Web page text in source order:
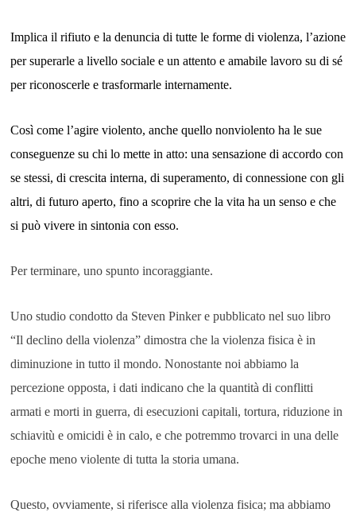
Implica il rifiuto e la denuncia di tutte le forme di violenza, l’azione
per superarle a livello sociale e un attento e amabile lavoro su di sé
per riconoscerle e trasformarle internamente.
Così come l’agire violento, anche quello nonviolento ha le sue
conseguenze su chi lo mette in atto: una sensazione di accordo con
se stessi, di crescita interna, di superamento, di connessione con gli
altri, di futuro aperto, fino a scoprire che la vita ha un senso e che
si può vivere in sintonia con esso.
Per terminare, uno spunto incoraggiante.
Uno studio condotto da Steven Pinker e pubblicato nel suo libro
“Il declino della violenza” dimostra che la violenza fisica è in
diminuzione in tutto il mondo. Nonostante noi abbiamo la
percezione opposta, i dati indicano che la quantità di conflitti
armati e morti in guerra, di esecuzioni capitali, tortura, riduzione in
schiavitù e omicidi è in calo, e che potremmo trovarci in una delle
epoche meno violente di tutta la storia umana.
Questo, ovviamente, si riferisce alla violenza fisica; ma abbiamo